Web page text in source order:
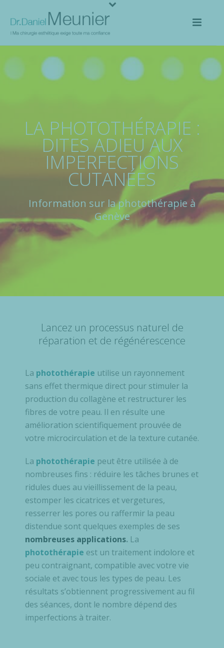
LA PHOTOTHÉRAPIE :
DITES ADIEU AUX
IMPERFECTIONS
CUTANÉES
Information sur la photothérapie à
Genève
Lancez un processus naturel de
réparation et de régénérescence
La photothérapie utilise un rayonnement
sans effet thermique direct pour stimuler la
production du collagène et restructurer les
fibres de votre peau. Il en résulte une
amélioration scientifiquement prouvée de
votre microcirculation et de la texture cutanée.
La photothérapie peut être utilisée à de
nombreuses fins : réduire les tâches brunes et
ridules dues au vieillissement de la peau,
estomper les cicatrices et vergetures,
resserrer les pores ou raffermir la peau
distendue sont quelques exemples de ses
nombreuses applications. La
photothérapie est un traitement indolore et
peu contraignant, compatible avec votre vie
sociale et avec tous les types de peau. Les
résultats s’obtiennent progressivement au fil
des séances, dont le nombre dépend des
imperfections à traiter.